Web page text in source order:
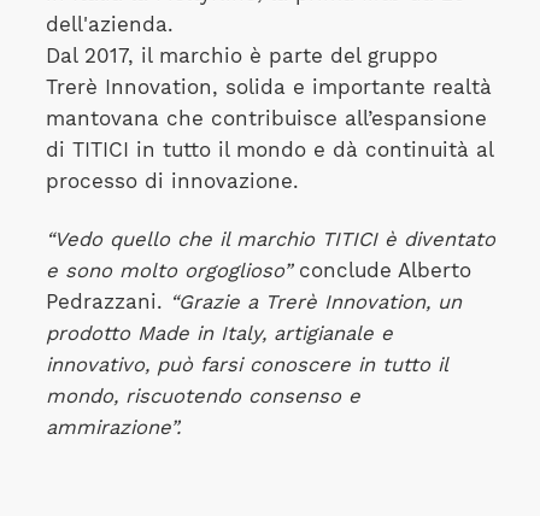
dell'azienda.
Dal 2017, il marchio è parte del gruppo
Trerè Innovation, solida e importante realtà
mantovana che contribuisce all’espansione
di TITICI in tutto il mondo e dà continuità al
processo di innovazione.
“Vedo quello che il marchio TITICI è diventato
e sono molto orgoglioso”conclude Alberto
Pedrazzani. “Grazie a Trerè Innovation, un
prodotto Made in Italy, artigianale e
innovativo, può farsi conoscere in tutto il
mondo, riscuotendo consenso e
ammirazione”.